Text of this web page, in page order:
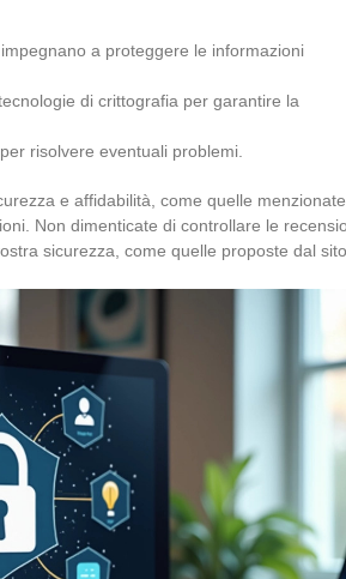
a proteggere le informazioni
di crittografia per garantire la
risolvere eventuali problemi.
e affidabilità, come quelle
Non dimenticate di controllare le
sicurezza, come quelle proposte dal sito